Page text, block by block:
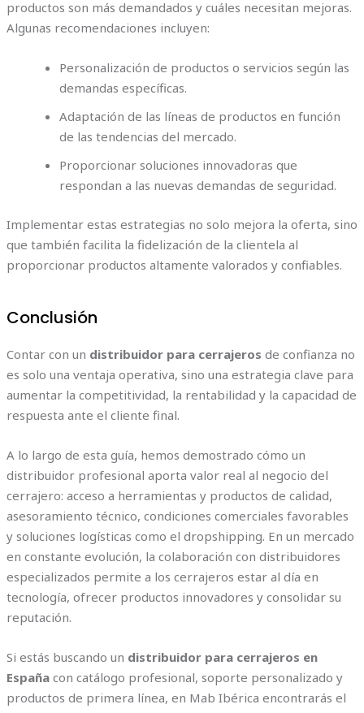
productos son más demandados y cuáles necesitan mejoras.
Algunas recomendaciones incluyen:
Personalización de productos o servicios según las
demandas específicas.
Adaptación de las líneas de productos en función
de las tendencias del mercado.
Proporcionar soluciones innovadoras que
respondan a las nuevas demandas de seguridad.
Implementar estas estrategias no solo mejora la oferta, sino
que también facilita la fidelización de la clientela al
proporcionar productos altamente valorados y confiables.
Conclusión
Contar con un distribuidor para cerrajeros de confianza no
es solo una ventaja operativa, sino una estrategia clave para
aumentar la competitividad, la rentabilidad y la capacidad de
respuesta ante el cliente final.
A lo largo de esta guía, hemos demostrado cómo un
distribuidor profesional aporta valor real al negocio del
cerrajero: acceso a herramientas y productos de calidad,
asesoramiento técnico, condiciones comerciales favorables
y soluciones logísticas como el dropshipping. En un mercado
en constante evolución, la colaboración con distribuidores
especializados permite a los cerrajeros estar al día en
tecnología, ofrecer productos innovadores y consolidar su
reputación.
Si estás buscando un distribuidor para cerrajeros en
Españacon catálogo profesional, soporte personalizado y
productos de primera línea, en Mab Ibérica encontrarás el